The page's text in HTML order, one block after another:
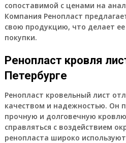
сопоставимой с ценами на
Компания Ренопласт
свою продукцию, что делает
покупки.
Ренопласт кровля
Петербурге
Ренопласт кровельный лист
качеством и надежностью. Он
прочную и долговечную
справляться с воздействием
ренопласта широко